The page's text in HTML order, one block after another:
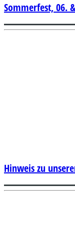
Sommerfest, 06.
Hinweis zu